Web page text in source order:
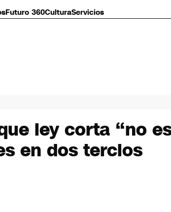
Futuro 360CulturaServicios
ley corta “no
en dos tercios